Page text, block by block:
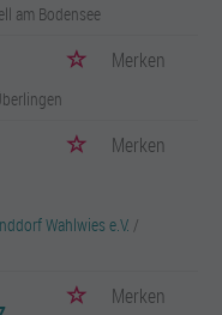
am Bodensee
Merken
Merken
Wahlwies e.V. /
Merken